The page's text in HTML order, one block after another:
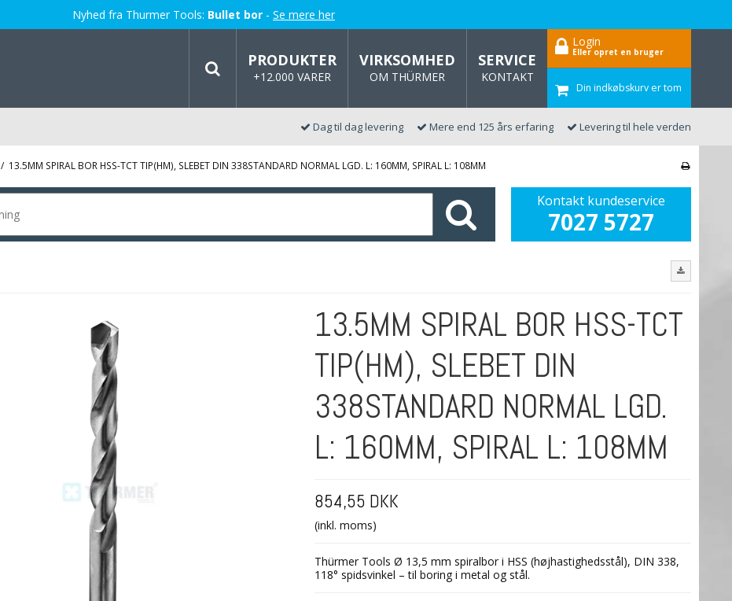
Nyhed fra Thurmer Tools: Bullet bor - Se mere her
Login
Eller opret en bruger
Din indkøbskurv er tom
SERVICE
KONTAKT
VIRKSOMHED
OM THÜRMER
PRODUKTER
+12.000 VARER
Dag til dag levering Mere end 125 års erfaring Levering til hele verden
/ 13.5MM SPIRAL BOR HSS-TCT TIP(HM), SLEBET DIN 338STANDARD NORMAL LGD. L: 160MM, SPIRAL L: 108MM
Kontakt kundeservice
7027 5727
13.5MM SPIRAL BOR HSS-TCT
TIP(HM), SLEBET DIN
338STANDARD NORMAL LGD.
L: 160MM, SPIRAL L: 108MM
854,55 DKK
(inkl. moms)
Thürmer Tools Ø 13,5 mm spiralbor i HSS (højhastighedsstål), DIN 338,
118° spidsvinkel – til boring i metal og stål.